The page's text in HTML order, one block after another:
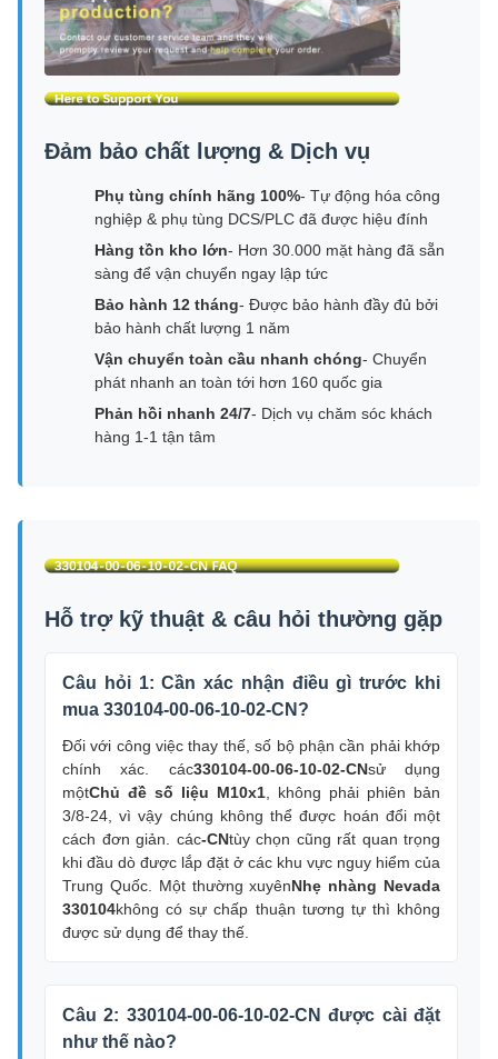
Đảm bảo chất lượng & Dịch vụ
Phụ tùng chính hãng 100%- Tự động hóa công
nghiệp & phụ tùng DCS/PLC đã được hiệu đính
Hàng tồn kho lớn- Hơn 30.000 mặt hàng đã sẵn
sàng để vận chuyển ngay lập tức
Bảo hành 12 tháng- Được bảo hành đầy đủ bởi
bảo hành chất lượng 1 năm
Vận chuyển toàn cầu nhanh chóng- Chuyển
phát nhanh an toàn tới hơn 160 quốc gia
Phản hồi nhanh 24/7- Dịch vụ chăm sóc khách
hàng 1-1 tận tâm
Hỗ trợ kỹ thuật & câu hỏi thường gặp
Câu hỏi 1: Cần xác nhận điều gì trước khi
mua 330104-00-06-10-02-CN?
Đối với công việc thay thế, số bộ phận cần phải khớp
chính xác. các330104-00-06-10-02-CNsử dụng
mộtChủ đề số liệu M10x1, không phải phiên bản
3/8-24, vì vậy chúng không thể được hoán đổi một
cách đơn giản. các-CNtùy chọn cũng rất quan trọng
khi đầu dò được lắp đặt ở các khu vực nguy hiểm của
Trung Quốc. Một thường xuyênNhẹ nhàng Nevada
330104không có sự chấp thuận tương tự thì không
được sử dụng để thay thế.
Câu 2: 330104-00-06-10-02-CN được cài đặt
như thế nào?